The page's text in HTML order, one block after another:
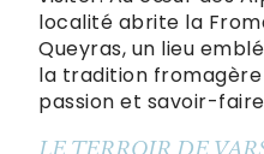
localité abrite la
Queyras, un lieu
la tradition
passion et savoir-